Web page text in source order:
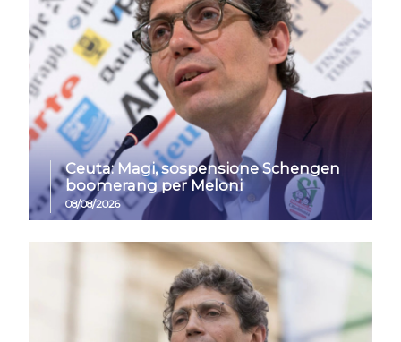
Ceuta: Magi, sospensione Schengen
boomerang per Meloni
08/08/2026